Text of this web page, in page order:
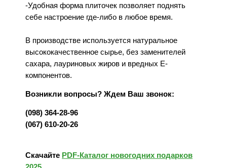
-Удобная форма плиточек позволяет поднять
себе настроение где-либо в любое время.
В производстве используется натуральное
высококачественное сырье, без заменителей
сахара, лауриновых жиров и вредных Е-
компонентов.
Возникли вопросы? Ждем Ваш звонок:
(098) 364-28-96
(067) 610-20-26
Скачайте PDF-Каталог новогодних подарков